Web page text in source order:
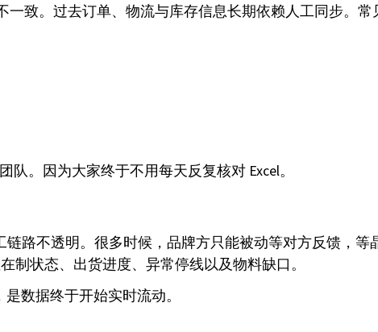
致。过去订单、物流与库存信息长期依赖人工同步。常
。因为大家终于不用每天反复核对 Excel。
路不透明。很多时候，品牌方只能被动等对方反馈，
制状态、出货进度、异常停线以及物料缺口。
数据终于开始实时流动。